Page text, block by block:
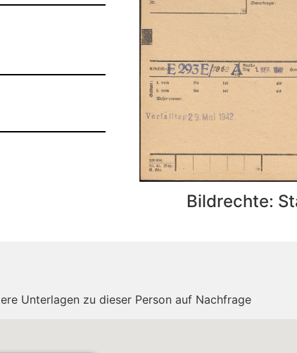
Bildrechte:
Unterlagen zu dieser Person auf Nachfrage